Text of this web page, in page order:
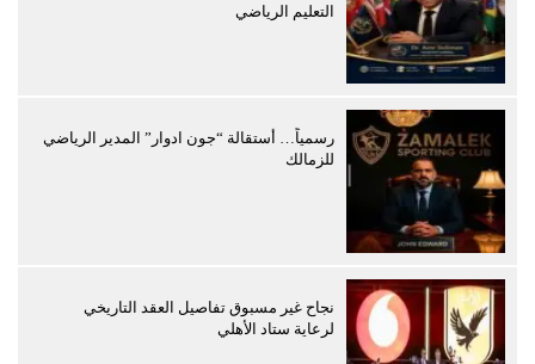
التعليم الرياضي
رسمياً… أستقالة “جون ادوار” المدير الرياضي
للزمالك
نجاح غير مسبوق تفاصيل العقد التاريخي
لرعاية ستاد الأهلي